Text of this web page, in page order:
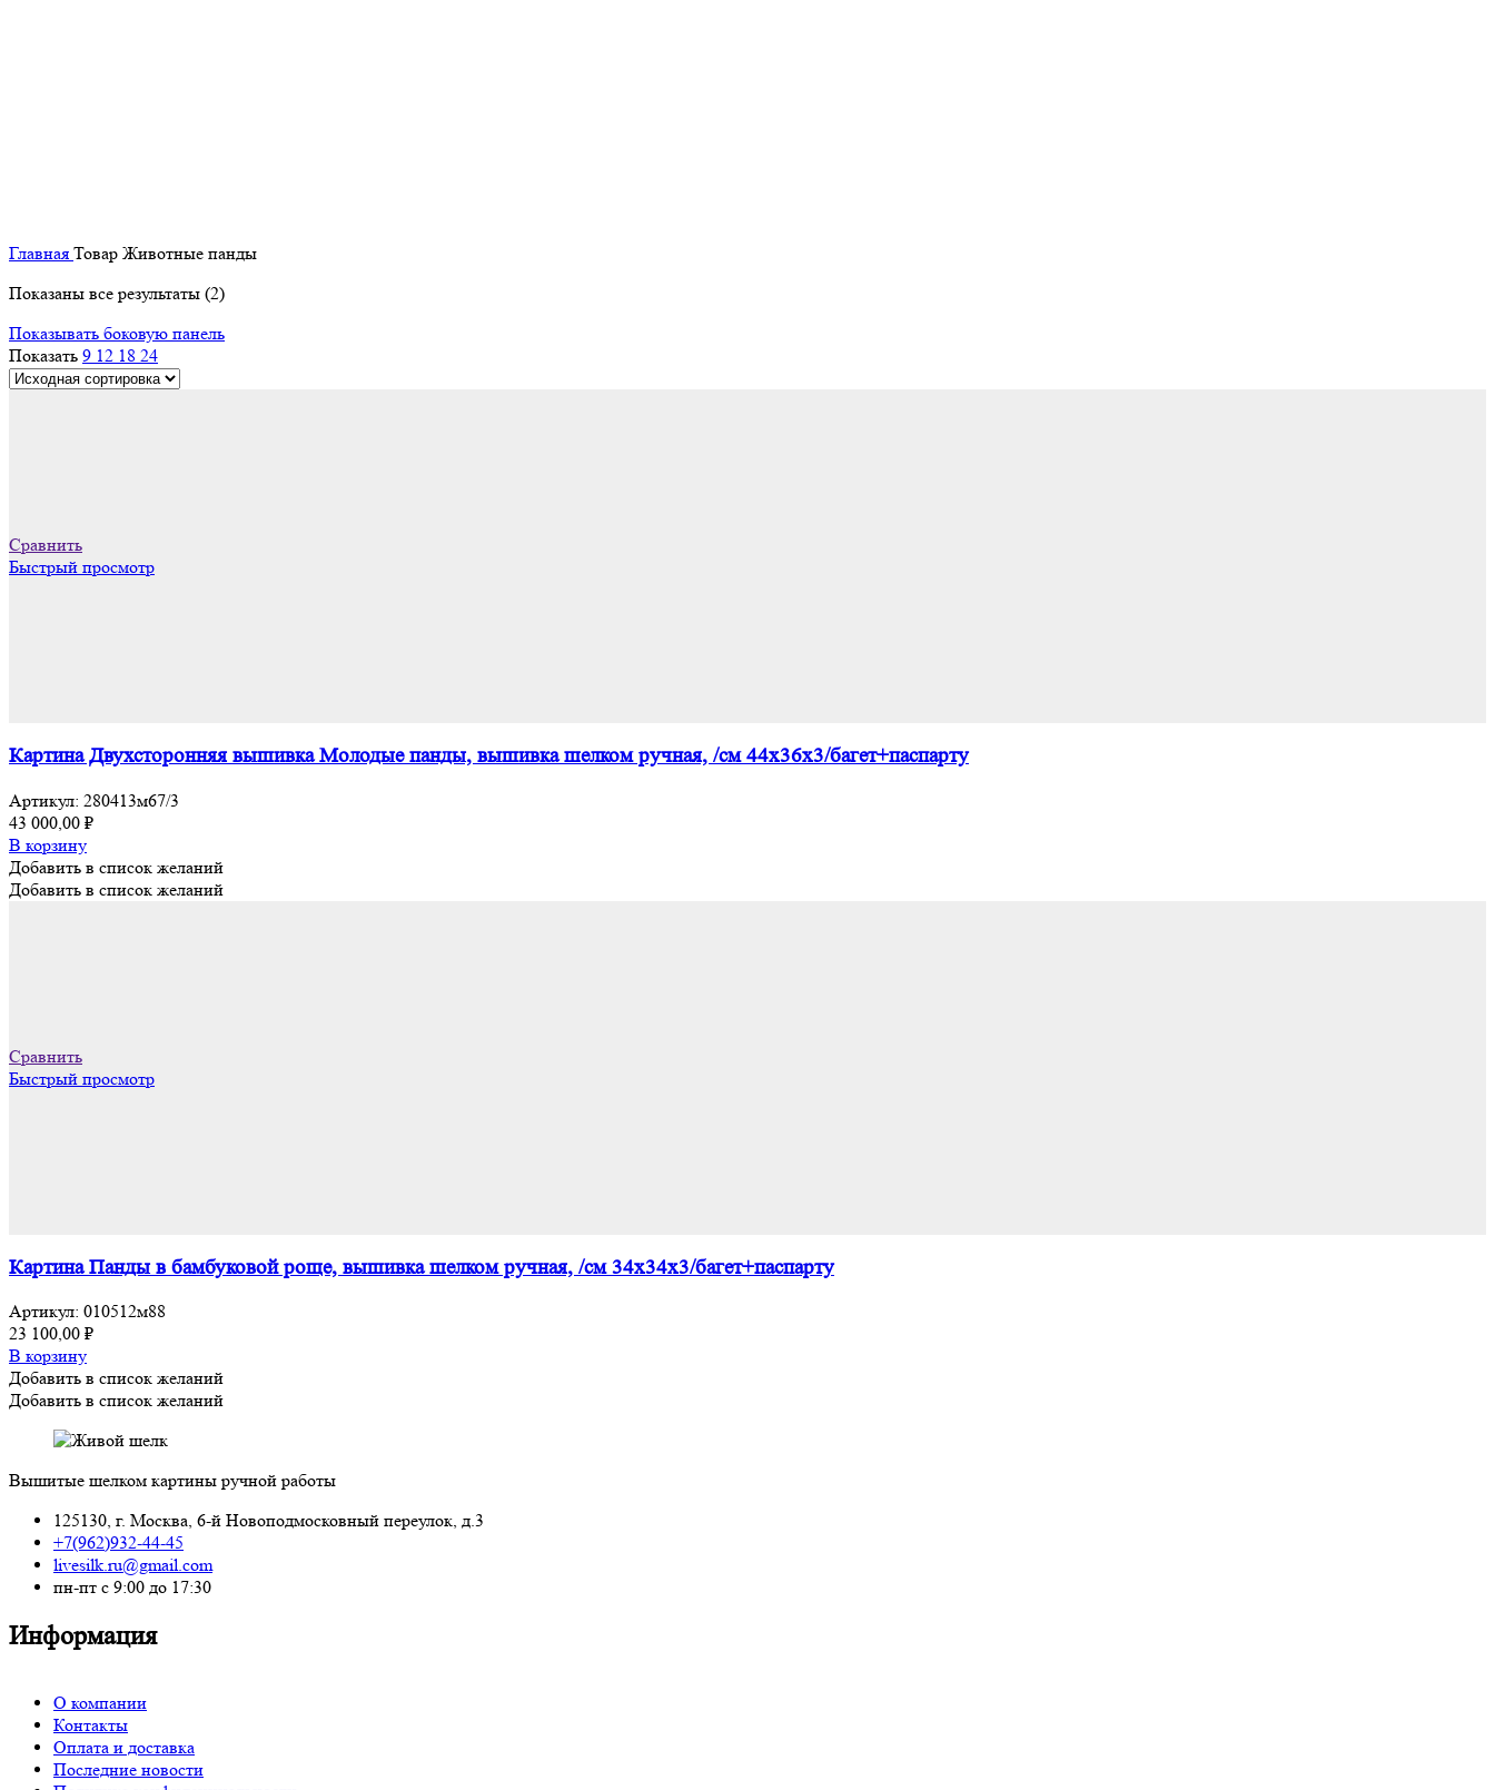
Главная Товар Животные панды
Показаны все результаты (2)
Показывать боковую панель
Показать 9 12 18 24
Сравнить
Быстрый просмотр
Картина Двухсторонняя вышивка Молодые панды, вышивка шелком ручная, /см 44х36х3/багет+паспарту
Артикул: 280413м67/3
43 000,00 ₽
В корзину
Добавить в список желаний
Добавить в список желаний
Сравнить
Быстрый просмотр
Картина Панды в бамбуковой роще, вышивка шелком ручная, /см 34х34х3/багет+паспарту
Артикул: 010512м88
23 100,00 ₽
В корзину
Добавить в список желаний
Добавить в список желаний
Вышитые шелком картины ручной работы
125130, г. Москва, 6-й Новоподмосковный переулок, д.3
+7(962)932-44-45
livesilk.ru@gmail.com
пн-пт с 9:00 до 17:30
Информация
О компании
Контакты
Оплата и доставка
Последние новости